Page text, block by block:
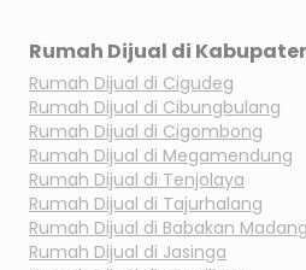
Rumah Dijual di
Rumah Dijual di Cigudeg
Rumah Dijual di Cibungbulang
Rumah Dijual di Cigombong
Rumah Dijual di Megamendung
Rumah Dijual di Tenjolaya
Rumah Dijual di Tajurhalang
Rumah Dijual di Babakan Madang
Rumah Dijual di Jasinga